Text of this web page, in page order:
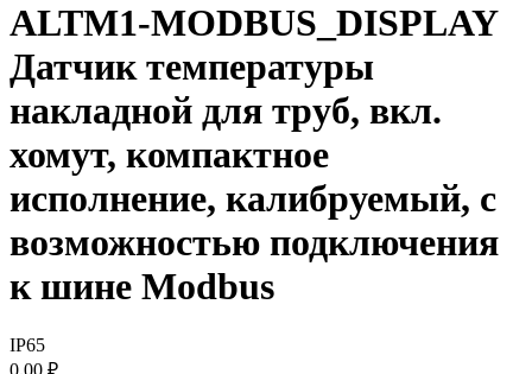
ALTM1-MODBUS_DISPLAY
Датчик температуры
накладной для труб, вкл.
хомут, компактное
исполнение, калибруемый, с
возможностью подключения
к шине Modbus
IP65
0.00 ₽